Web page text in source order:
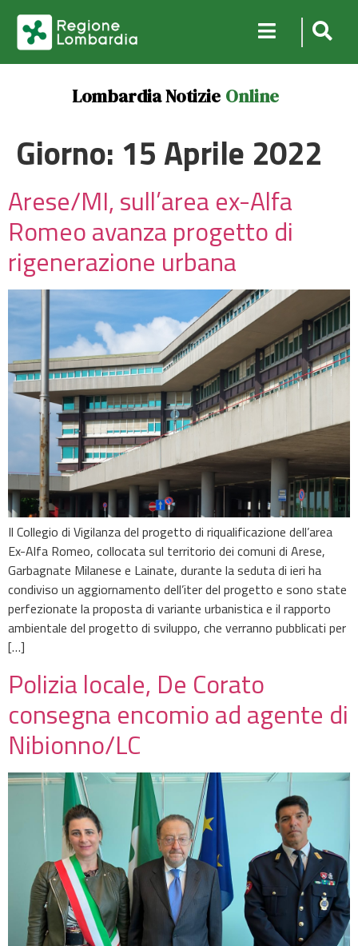
Lombardia Notizie Online
Giorno: 15 Aprile 2022
Arese/MI, sull’area ex-Alfa
Romeo avanza progetto di
rigenerazione urbana
Il Collegio di Vigilanza del progetto di riqualificazione dell’area
Ex-Alfa Romeo, collocata sul territorio dei comuni di Arese,
Garbagnate Milanese e Lainate, durante la seduta di ieri ha
condiviso un aggiornamento dell’iter del progetto e sono state
perfezionate la proposta di variante urbanistica e il rapporto
ambientale del progetto di sviluppo, che verranno pubblicati per
[…]
Polizia locale, De Corato
consegna encomio ad agente di
Nibionno/LC